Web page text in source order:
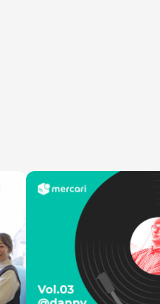
エンジニアリング
エンジニアリング
コーポレートエンジニアリング
セキュリティエンジニアリング